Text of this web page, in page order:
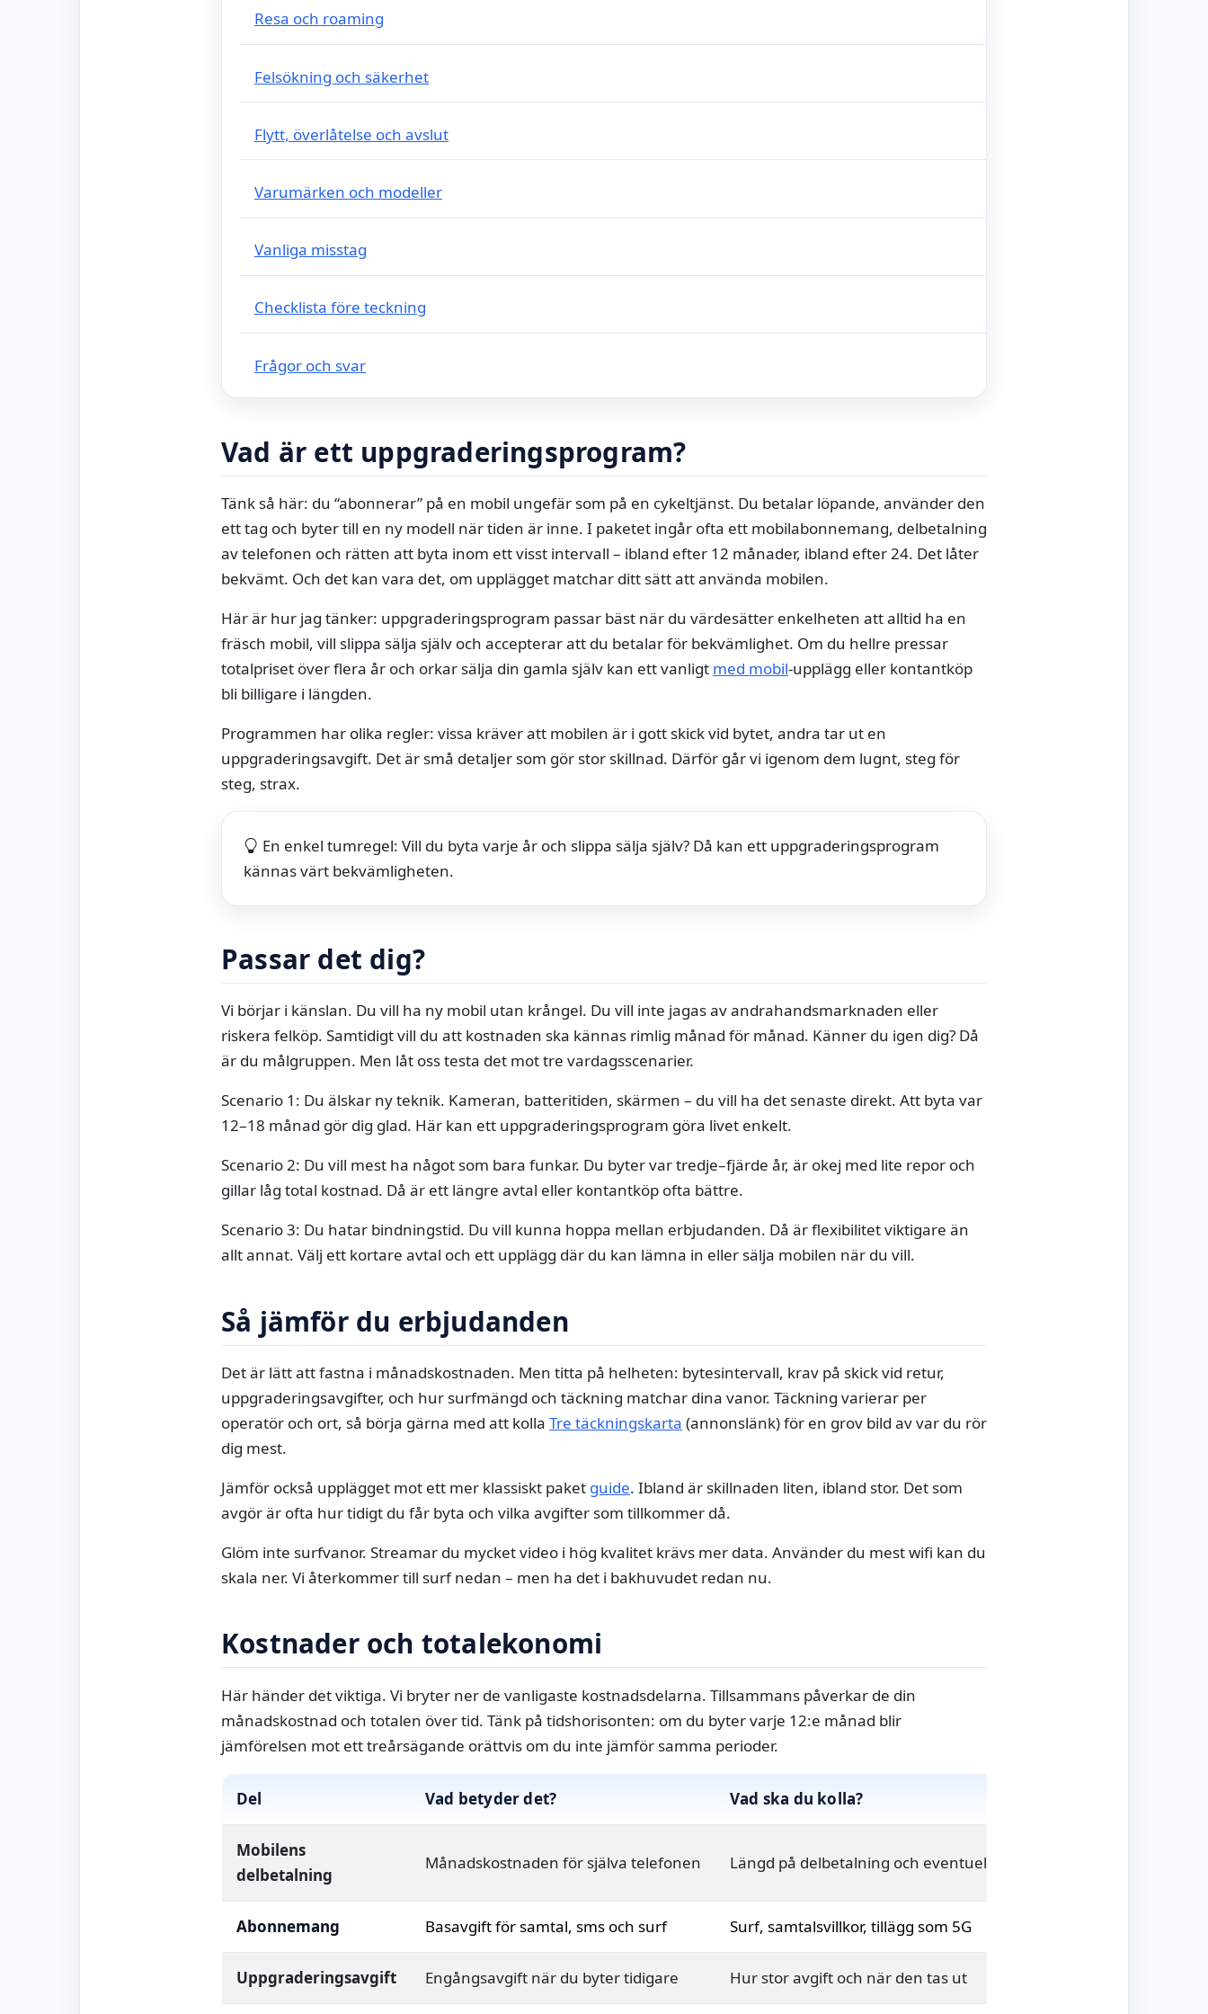
Resa och roaming
Felsökning och säkerhet
Flytt, överlåtelse och avslut
Varumärken och modeller
Vanliga misstag
Checklista före teckning
Frågor och svar
Vad är ett uppgraderingsprogram?
Tänk så här: du “abonnerar” på en mobil ungefär som på en cykeltjänst. Du betalar löpande, använder den
ett tag och byter till en ny modell när tiden är inne. I paketet ingår ofta ett mobilabonnemang, delbetalning
av telefonen och rätten att byta inom ett visst intervall – ibland efter 12 månader, ibland efter 24. Det låter
bekvämt. Och det kan vara det, om upplägget matchar ditt sätt att använda mobilen.
Här är hur jag tänker: uppgraderingsprogram passar bäst när du värdesätter enkelheten att alltid ha en
fräsch mobil, vill slippa sälja själv och accepterar att du betalar för bekvämlighet. Om du hellre pressar
totalpriset över flera år och orkar sälja din gamla själv kan ett vanligt med mobil-upplägg eller kontantköp
bli billigare i längden.
Programmen har olika regler: vissa kräver att mobilen är i gott skick vid bytet, andra tar ut en
uppgraderingsavgift. Det är små detaljer som gör stor skillnad. Därför går vi igenom dem lugnt, steg för
steg, strax.
En enkel tumregel: Vill du byta varje år och slippa sälja själv? Då kan ett uppgraderingsprogram
kännas värt bekvämligheten.
Passar det dig?
Vi börjar i känslan. Du vill ha ny mobil utan krångel. Du vill inte jagas av andrahandsmarknaden eller
riskera felköp. Samtidigt vill du att kostnaden ska kännas rimlig månad för månad. Känner du igen dig? Då
är du målgruppen. Men låt oss testa det mot tre vardagsscenarier.
Scenario 1: Du älskar ny teknik. Kameran, batteritiden, skärmen – du vill ha det senaste direkt. Att byta var
12–18 månad gör dig glad. Här kan ett uppgraderingsprogram göra livet enkelt.
Scenario 2: Du vill mest ha något som bara funkar. Du byter var tredje–fjärde år, är okej med lite repor och
gillar låg total kostnad. Då är ett längre avtal eller kontantköp ofta bättre.
Scenario 3: Du hatar bindningstid. Du vill kunna hoppa mellan erbjudanden. Då är flexibilitet viktigare än
allt annat. Välj ett kortare avtal och ett upplägg där du kan lämna in eller sälja mobilen när du vill.
Så jämför du erbjudanden
Det är lätt att fastna i månadskostnaden. Men titta på helheten: bytesintervall, krav på skick vid retur,
uppgraderingsavgifter, och hur surfmängd och täckning matchar dina vanor. Täckning varierar per
operatör och ort, så börja gärna med att kolla Tre täckningskarta (annonslänk) för en grov bild av var du rör
dig mest.
Jämför också upplägget mot ett mer klassiskt paket guide. Ibland är skillnaden liten, ibland stor. Det som
avgör är ofta hur tidigt du får byta och vilka avgifter som tillkommer då.
Glöm inte surfvanor. Streamar du mycket video i hög kvalitet krävs mer data. Använder du mest wifi kan du
skala ner. Vi återkommer till surf nedan – men ha det i bakhuvudet redan nu.
Kostnader och totalekonomi
Här händer det viktiga. Vi bryter ner de vanligaste kostnadsdelarna. Tillsammans påverkar de din
månadskostnad och totalen över tid. Tänk på tidshorisonten: om du byter varje 12:e månad blir
jämförelsen mot ett treårsägande orättvis om du inte jämför samma perioder.
Del Vad betyder det? Vad ska du kolla?
Mobilens
delbetalning
Månadskostnaden för själva telefonen Längd på delbetalning och eventuell startavgift
Abonnemang Basavgift för samtal, sms och surf Surf, samtalsvillkor, tillägg som 5G
Uppgraderingsavgift Engångsavgift när du byter tidigare Hur stor avgift och när den tas ut